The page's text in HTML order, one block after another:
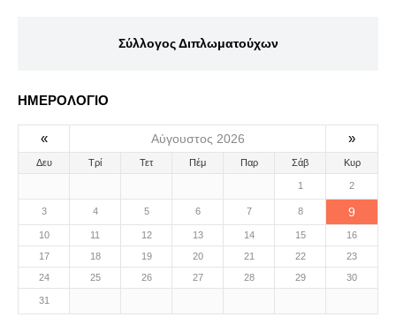
Σύλλογος Διπλωματούχων
ΗΜΕΡΟΛΟΓΙΟ
« Αύγουστος 2026 »
Δευ Τρί Τετ Πέμ Παρ Σάβ Κυρ
1 2
3 4 5 6 7 8 9
10 11 12 13 14 15
16
17
18 19 20 21 22
23
24
25 26 27 28 29 30
31